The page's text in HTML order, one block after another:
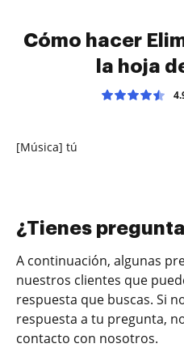
Cómo hacer
la hoja
[Música] tú
¿Tienes
A continuación, algunas
nuestros clientes que
respuesta que buscas. Si
respuesta a tu pregunta,
contacto con nosotros.